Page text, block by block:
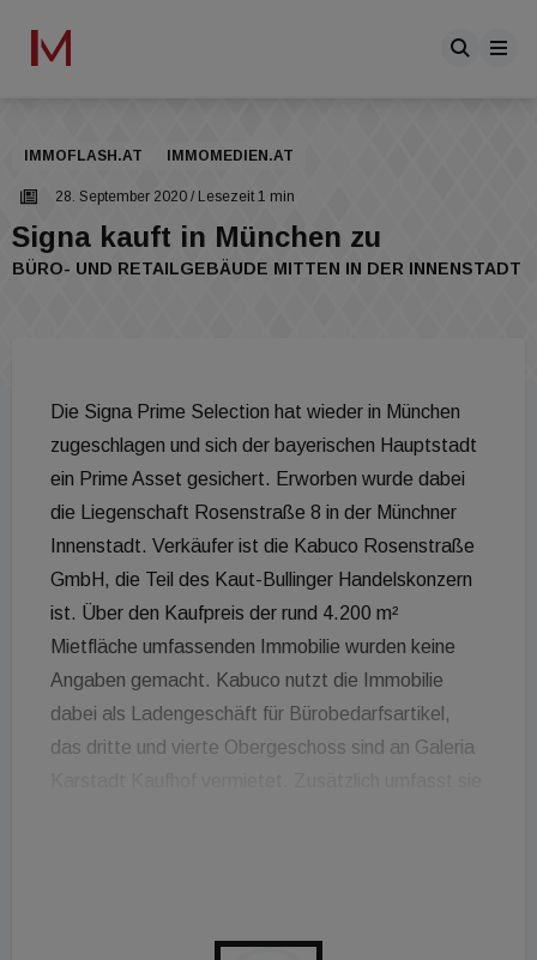
IMMOFLASH.AT IMMOMEDIEN.AT
28. September 2020 / Lesezeit 1 min
Signa kauft in München zu
BÜRO- UND RETAILGEBÄUDE MITTEN IN DER INNENSTADT
Die Signa Prime Selection hat wieder in München
zugeschlagen und sich der bayerischen Hauptstadt
ein Prime Asset gesichert. Erworben wurde dabei
die Liegenschaft Rosenstraße 8 in der Münchner
Innenstadt. Verkäufer ist die Kabuco Rosenstraße
GmbH, die Teil des Kaut-Bullinger Handelskonzern
ist. Über den Kaufpreis der rund 4.200 m²
Mietfläche umfassenden Immobilie wurden keine
Angaben gemacht. Kabuco nutzt die Immobilie
dabei als Ladengeschäft für Bürobedarfsartikel,
das dritte und vierte Obergeschoss sind an Galeria
der Signa Prime Selection AG. „Die hervorragende